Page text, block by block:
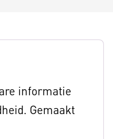
informatie
Gemaakt